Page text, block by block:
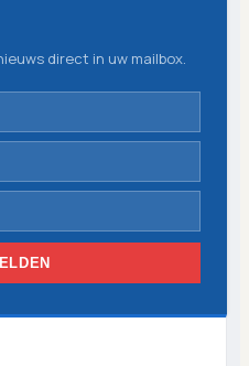
direct in uw mailbox.